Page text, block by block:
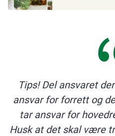
Tips! Del ansvaret
ansvar for forrett og
tar ansvar for
Husk at det skal være